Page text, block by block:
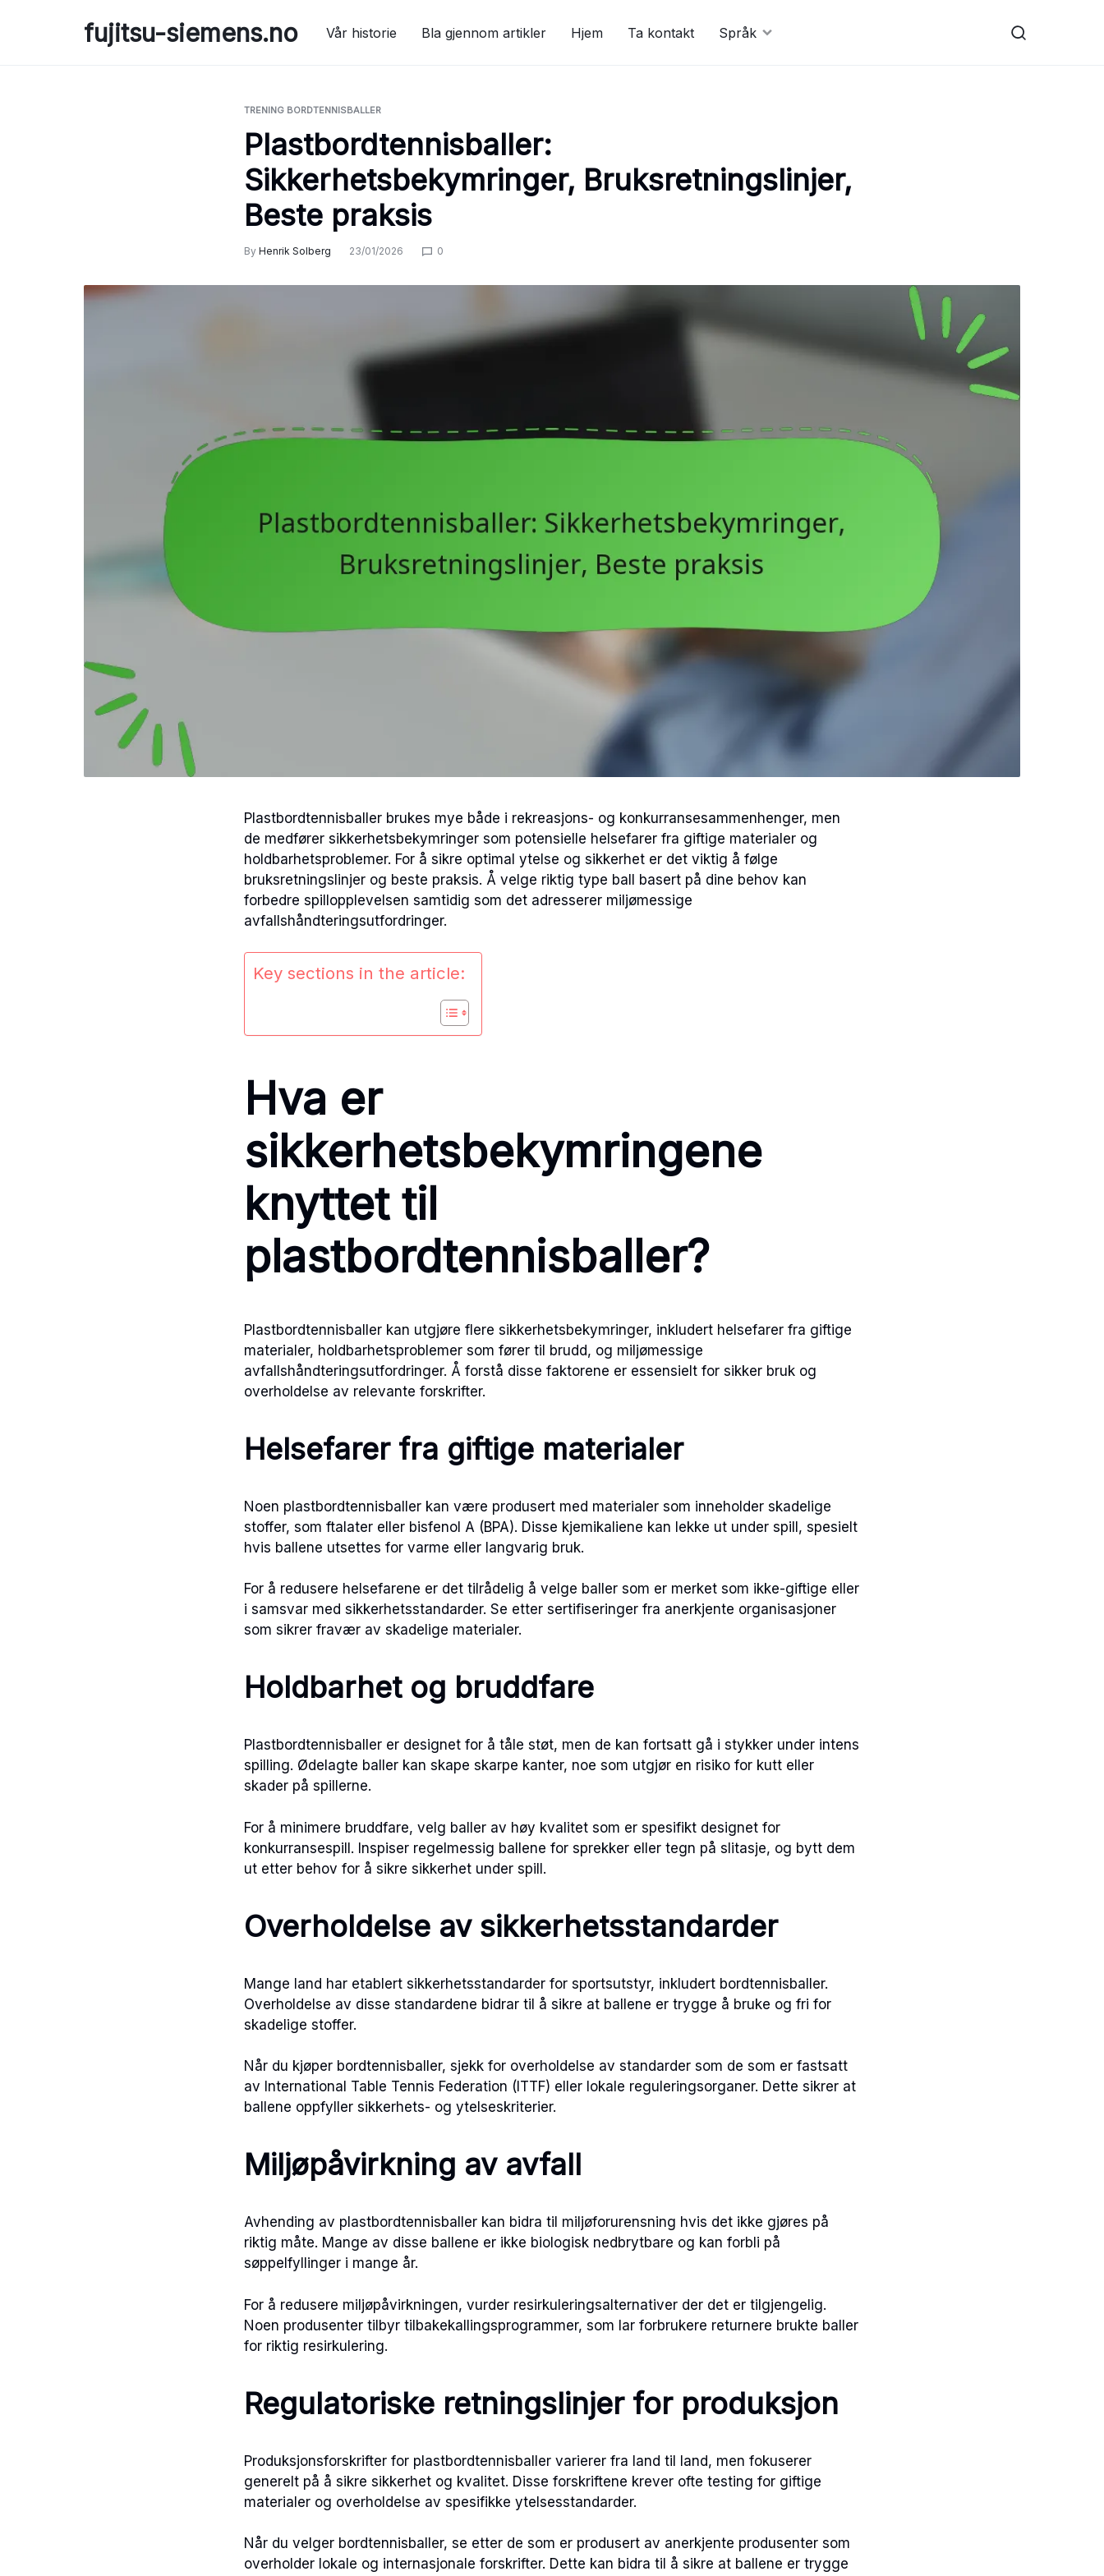
fujitsu-siemens.no Vår historie Bla gjennom artikler Hjem Ta kontakt Språk
TRENING BORDTENNISBALLER
Plastbordtennisballer:
Sikkerhetsbekymringer, Bruksretningslinjer,
Beste praksis
By Henrik Solberg 23/01/2026 0
Plastbordtennisballer brukes mye både i rekreasjons- og konkurransesammenhenger, men
de medfører sikkerhetsbekymringer som potensielle helsefarer fra giftige materialer og
holdbarhetsproblemer. For å sikre optimal ytelse og sikkerhet er det viktig å følge
bruksretningslinjer og beste praksis. Å velge riktig type ball basert på dine behov kan
forbedre spillopplevelsen samtidig som det adresserer miljømessige
avfallshåndteringsutfordringer.
Key sections in the article:
Hva er
sikkerhetsbekymringene
knyttet til
plastbordtennisballer?
Plastbordtennisballer kan utgjøre flere sikkerhetsbekymringer, inkludert helsefarer fra giftige
materialer, holdbarhetsproblemer som fører til brudd, og miljømessige
avfallshåndteringsutfordringer. Å forstå disse faktorene er essensielt for sikker bruk og
overholdelse av relevante forskrifter.
Helsefarer fra giftige materialer
Noen plastbordtennisballer kan være produsert med materialer som inneholder skadelige
stoffer, som ftalater eller bisfenol A (BPA). Disse kjemikaliene kan lekke ut under spill, spesielt
hvis ballene utsettes for varme eller langvarig bruk.
For å redusere helsefarene er det tilrådelig å velge baller som er merket som ikke-giftige eller
i samsvar med sikkerhetsstandarder. Se etter sertifiseringer fra anerkjente organisasjoner
som sikrer fravær av skadelige materialer.
Holdbarhet og bruddfare
Plastbordtennisballer er designet for å tåle støt, men de kan fortsatt gå i stykker under intens
spilling. Ødelagte baller kan skape skarpe kanter, noe som utgjør en risiko for kutt eller
skader på spillerne.
For å minimere bruddfare, velg baller av høy kvalitet som er spesifikt designet for
konkurransespill. Inspiser regelmessig ballene for sprekker eller tegn på slitasje, og bytt dem
ut etter behov for å sikre sikkerhet under spill.
Overholdelse av sikkerhetsstandarder
Mange land har etablert sikkerhetsstandarder for sportsutstyr, inkludert bordtennisballer.
Overholdelse av disse standardene bidrar til å sikre at ballene er trygge å bruke og fri for
skadelige stoffer.
Når du kjøper bordtennisballer, sjekk for overholdelse av standarder som de som er fastsatt
av International Table Tennis Federation (ITTF) eller lokale reguleringsorganer. Dette sikrer at
ballene oppfyller sikkerhets- og ytelseskriterier.
Miljøpåvirkning av avfall
Avhending av plastbordtennisballer kan bidra til miljøforurensning hvis det ikke gjøres på
riktig måte. Mange av disse ballene er ikke biologisk nedbrytbare og kan forbli på
søppelfyllinger i mange år.
For å redusere miljøpåvirkningen, vurder resirkuleringsalternativer der det er tilgjengelig.
Noen produsenter tilbyr tilbakekallingsprogrammer, som lar forbrukere returnere brukte baller
for riktig resirkulering.
Regulatoriske retningslinjer for produksjon
Produksjonsforskrifter for plastbordtennisballer varierer fra land til land, men fokuserer
generelt på å sikre sikkerhet og kvalitet. Disse forskriftene krever ofte testing for giftige
materialer og overholdelse av spesifikke ytelsesstandarder.
Når du velger bordtennisballer, se etter de som er produsert av anerkjente produsenter som
overholder lokale og internasjonale forskrifter. Dette kan bidra til å sikre at ballene er trygge